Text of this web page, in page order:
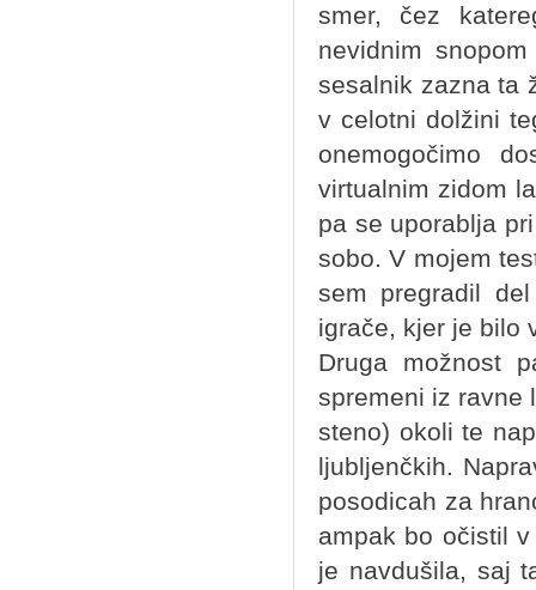
smer, čez
nevidnim
sesalnik zazna ta
v celotni dolžini
onemogočimo
virtualnim zidom
pa se uporablja
sobo. V mojem
sem pregradil
igrače, kjer je bilo
Druga možnost
spremeni iz ravne
steno) okoli te
ljubljenčkih.
posodicah za
ampak bo očistil
je navdušila, saj